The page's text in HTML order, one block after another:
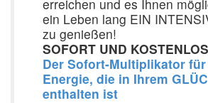
erreichen und es Ihnen
ein Leben lang EIN
zu genießen!
SOFORT UND
Der Sofort-Multiplikator
Energie, die in Ihrem
enthalten ist